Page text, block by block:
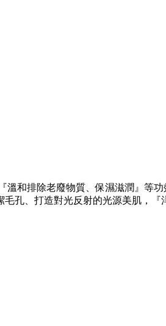
和排除老廢物質、保濕滋潤』等
孔、打造對光反射的光源美肌，